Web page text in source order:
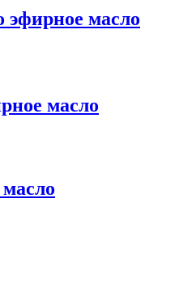
эфирное масло
масло